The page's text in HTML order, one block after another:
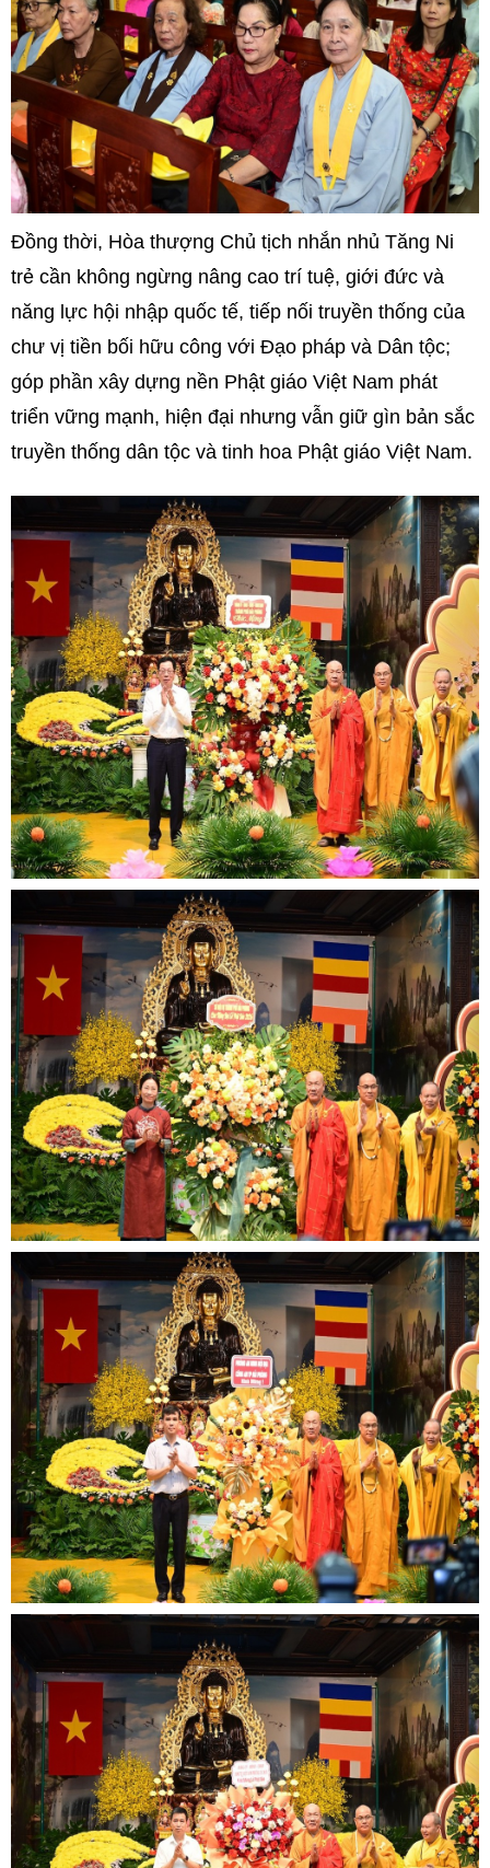
Đồng thời, Hòa thượng Chủ tịch nhắn nhủ Tăng Ni
trẻ cần không ngừng nâng cao trí tuệ, giới đức và
năng lực hội nhập quốc tế, tiếp nối truyền thống của
chư vị tiền bối hữu công với Đạo pháp và Dân tộc;
góp phần xây dựng nền Phật giáo Việt Nam phát
triển vững mạnh, hiện đại nhưng vẫn giữ gìn bản sắc
truyền thống dân tộc và tinh hoa Phật giáo Việt Nam.